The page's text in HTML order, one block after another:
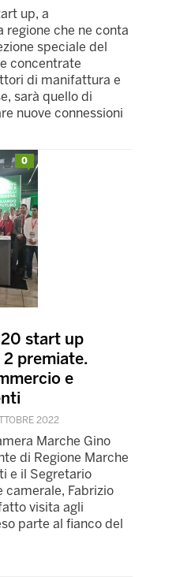
up, a
regione che ne conta
speciale del
concentrate
di manifattura e
sarà quello di
nuove connessioni
0
start up
premiate.
e
2022
Marche Gino
di Regione Marche
e il Segretario
camerale, Fabrizio
visita agli
parte al fianco del